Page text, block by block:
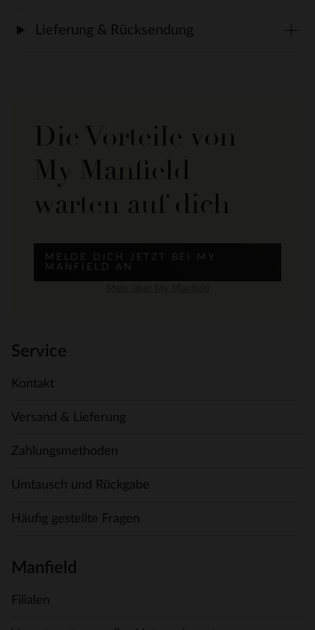
Lieferung & Rücksendung
Die Vorteile von
My Manfield
warten auf dich
MELDE DICH JETZT BEI MY
MANFIELD AN
Service
Kontakt
Versand & Lieferung
Zahlungsmethoden
Umtausch und Rückgabe
Häufig gestellte Fragen
Manfield
Filialen